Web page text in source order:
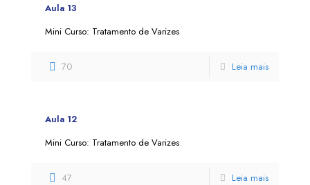
Aula 13
Mini Curso: Tratamento de Varizes
70 Leia mais
Aula 12
Mini Curso: Tratamento de Varizes
47 Leia mais